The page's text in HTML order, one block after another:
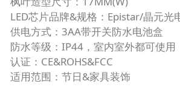
LED芯片品牌&规格：Epistar/晶元光
供电方式：3AA带开关防水电池盒
防水等级：IP44，室内室外都可使用
认证：CE&ROHS&FCC
适用范围：节日&家具装饰